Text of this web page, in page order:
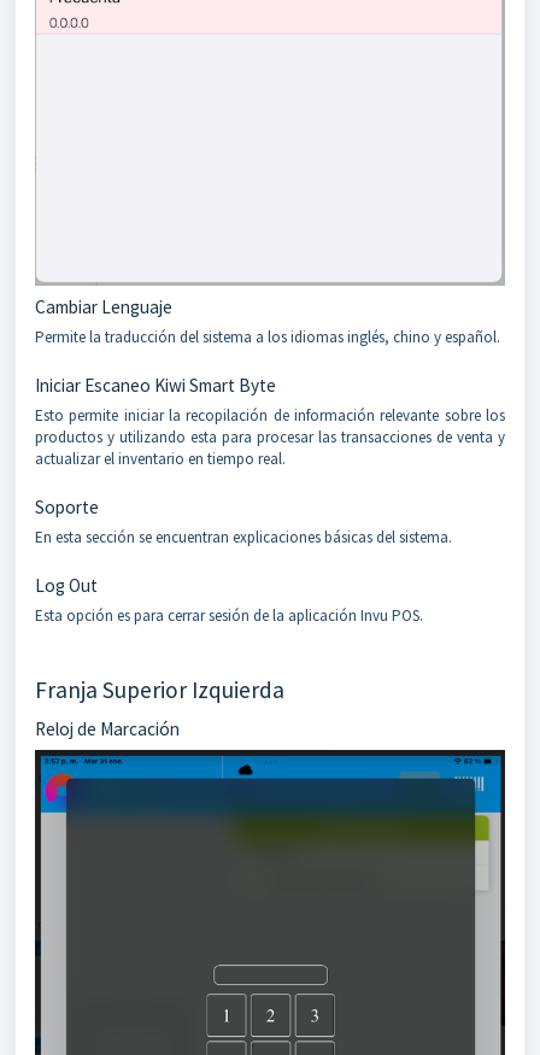
Cambiar Lenguaje
Permite la traducción del sistema a los idiomas inglés, chino y español.
Iniciar Escaneo Kiwi Smart Byte
Esto permite iniciar la recopilación de información relevante sobre los
productos y utilizando esta para procesar las transacciones de venta y
actualizar el inventario en tiempo real.
Soporte
En esta sección se encuentran explicaciones básicas del sistema.
Log Out
Esta opción es para cerrar sesión de la aplicación Invu POS.
Franja Superior Izquierda
Reloj de Marcación